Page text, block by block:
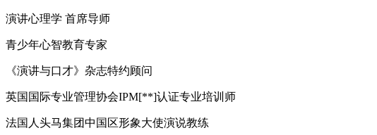
演讲心理学 首席导师
青少年心智教育专家
《演讲与口才》杂志特约顾问
英国国际专业管理协会IPM[**]认证专业培训师
法国人头马集团中国区形象大使演说教练